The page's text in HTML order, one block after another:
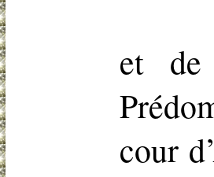
et de
cour